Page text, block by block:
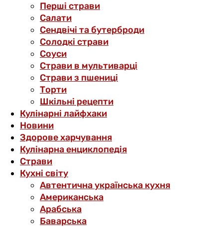
Перші страви
Салати
Сендвічі та бутерброди
Солодкі страви
Соуси
Страви в мультиварці
Страви з пшениці
Торти
Шкільні рецепти
Кулінарні лайфхаки
Новини
Здорове харчування
Кулінарна енциклопедія
Страви
Кухні світу
Автентична українська кухня
Американська
Арабська
Баварська